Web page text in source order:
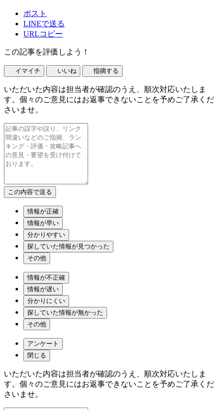
ポスト
LINEで送る
URLコピー
この記事を評価しよう！
イマイチ いいね 指摘する
いただいた内容は担当者が確認のうえ、順次対応いたしま
す。個々のご意見にはお返事できないことを予めご了承くだ
さいませ。
情報が正確
情報が早い
分かりやすい
探していた情報が見つかった
その他
情報が不正確
情報が遅い
分かりにくい
探していた情報が無かった
その他
アンケート
閉じる
いただいた内容は担当者が確認のうえ、順次対応いたしま
す。個々のご意見にはお返事できないことを予めご了承くだ
さいませ。